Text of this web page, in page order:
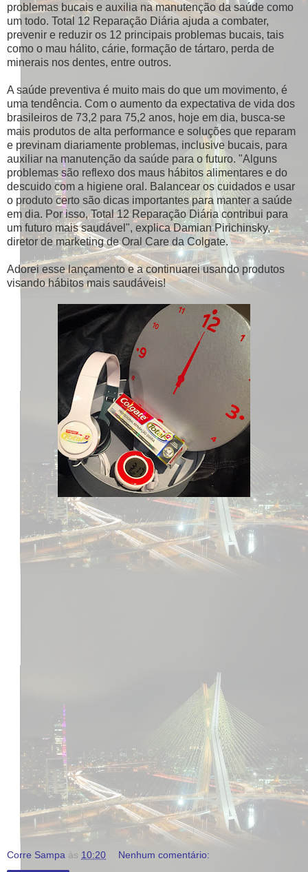
problemas bucais e auxilia na manutenção da saúde como
um todo. Total 12 Reparação Diária ajuda a combater,
prevenir e reduzir os 12 principais problemas bucais, tais
como o mau hálito, cárie, formação de tártaro, perda de
minerais nos dentes, entre outros.
A saúde preventiva é muito mais do que um movimento, é
uma tendência. Com o aumento da expectativa de vida dos
brasileiros de 73,2 para 75,2 anos, hoje em dia, busca-se
mais produtos de alta performance e soluções que reparam
e previnam diariamente problemas, inclusive bucais, para
auxiliar na manutenção da saúde para o futuro. "Alguns
problemas são reflexo dos maus hábitos alimentares e do
descuido com a higiene oral. Balancear os cuidados e usar
o produto certo são dicas importantes para manter a saúde
em dia. Por isso, Total 12 Reparação Diária contribui para
um futuro mais saudável", explica Damian Pirichinsky,
diretor de marketing de Oral Care da Colgate.
Adorei esse lançamento e a continuarei usando produtos
visando hábitos mais saudáveis!
Corre Sampa às 10:20 Nenhum comentário: